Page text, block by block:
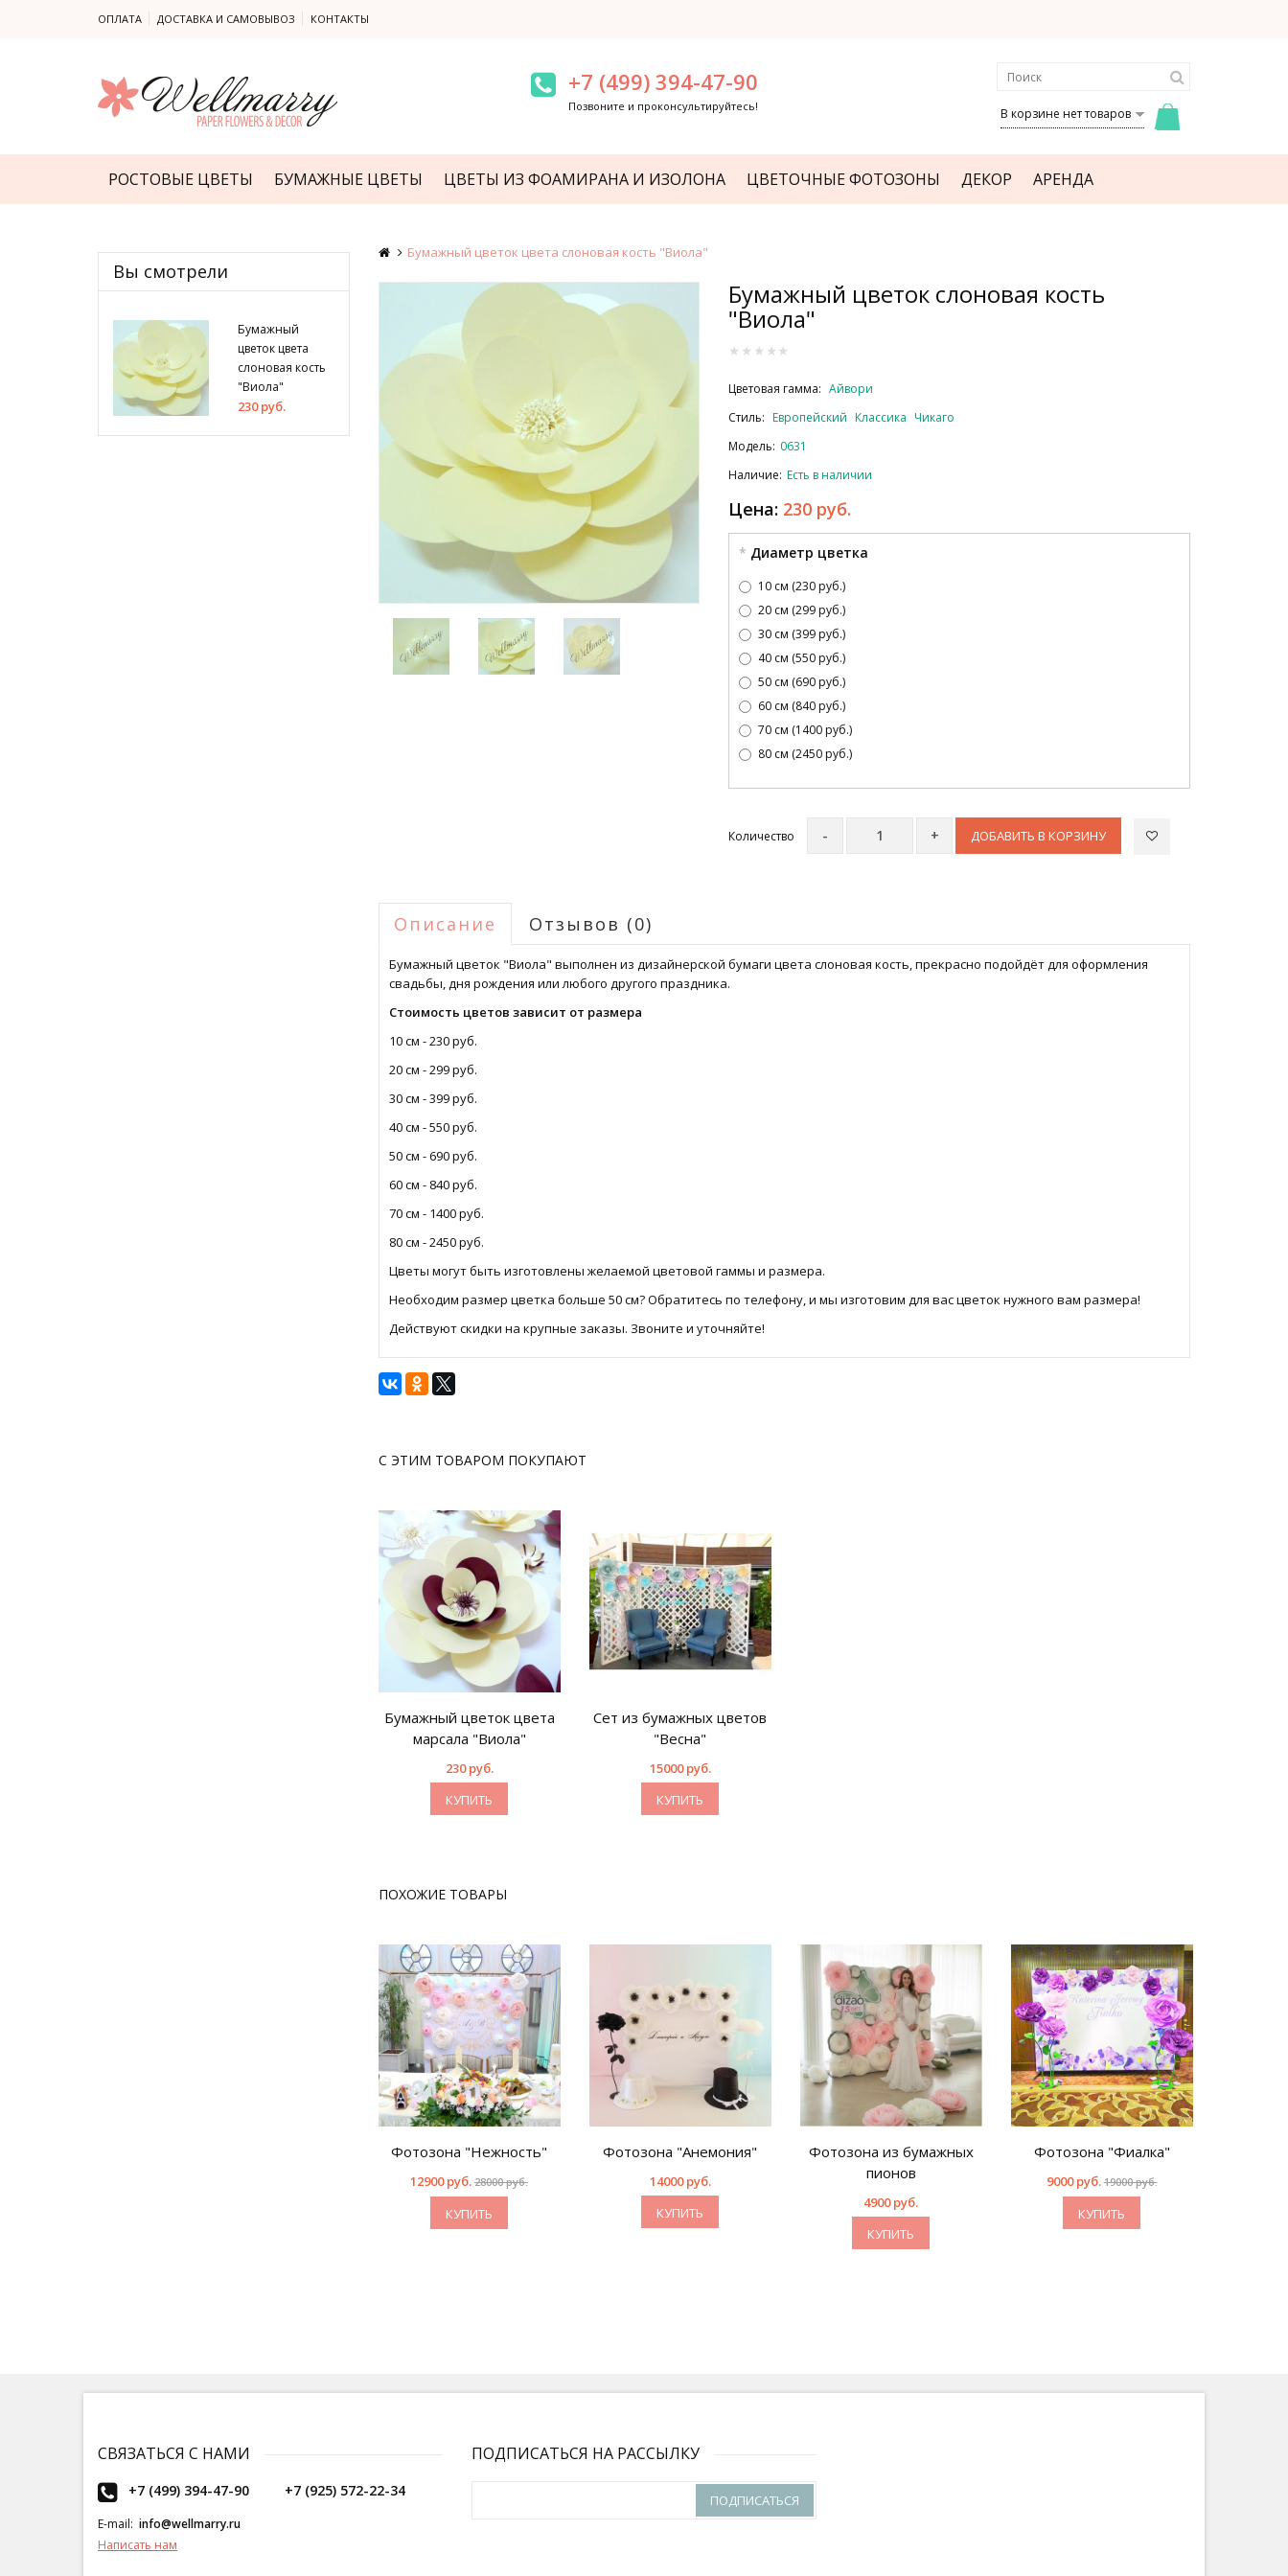
ОПЛАТА ДОСТАВКА И САМОВЫВОЗ КОНТАКТЫ
+7 (499) 394-47-90
Позвоните и проконсультируйтесь! В корзине нет товаров
РОСТОВЫЕ ЦВЕТЫ БУМАЖНЫЕ ЦВЕТЫ ЦВЕТЫ ИЗ ФОАМИРАНА И ИЗОЛОНА ЦВЕТОЧНЫЕ ФОТОЗОНЫ ДЕКОР АРЕНДА
Вы смотрели
Бумажный
цветок цвета
слоновая кость
"Виола"
230 руб.
Бумажный цветок цвета слоновая кость "Виола"
Бумажный цветок слоновая кость
"Виола"
Цветовая гамма: Айвори
Стиль: Европейский Классика Чикаго
Модель: 0631
Наличие: Есть в наличии
Цена: 230 руб.
Диаметр цветка
10 см (230 руб.)
20 см (299 руб.)
30 см (399 руб.)
40 см (550 руб.)
50 см (690 руб.)
60 см (840 руб.)
70 см (1400 руб.)
80 см (2450 руб.)
Количество ДОБАВИТЬ В КОРЗИНУ
Описание Отзывов (0)
Бумажный цветок "Виола" выполнен из дизайнерской бумаги цвета слоновая кость, прекрасно подойдёт для оформления
свадьбы, дня рождения или любого другого праздника.
Стоимость цветов зависит от размера
10 см - 230 руб.
20 см - 299 руб.
30 см - 399 руб.
40 см - 550 руб.
50 см - 690 руб.
60 см - 840 руб.
70 см - 1400 руб.
80 см - 2450 руб.
Цветы могут быть изготовлены желаемой цветовой гаммы и размера.
Необходим размер цветка больше 50 см? Обратитесь по телефону, и мы изготовим для вас цветок нужного вам размера!
Действуют скидки на крупные заказы. Звоните и уточняйте!
С ЭТИМ ТОВАРОМ ПОКУПАЮТ
Бумажный цветок цвета
марсала "Виола"
230 руб.
КУПИТЬ
Сет из бумажных цветов
"Весна"
15000 руб.
КУПИТЬ
ПОХОЖИЕ ТОВАРЫ
Фотозона "Нежность"
12900 руб. 28000 руб.
КУПИТЬ
Фотозона "Анемония"
14000 руб.
КУПИТЬ
Фотозона из бумажных
пионов
4900 руб.
КУПИТЬ
Фотозона "Фиалка"
9000 руб. 19000 руб.
КУПИТЬ
СВЯЗАТЬСЯ С НАМИ
+7 (499) 394-47-90 +7 (925) 572-22-34
E-mail: info@wellmarry.ru
Написать нам
ПОДПИСАТЬСЯ НА РАССЫЛКУ
ПОДПИСАТЬСЯ